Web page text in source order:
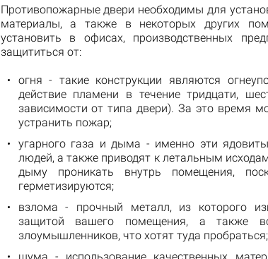
Противопожарные двери необходимы для
материалы, а также в некоторых других
установить в офисах, производственных
защититься от:
огня - такие конструкции являются
действие пламени в течение тридцати,
зависимости от типа двери). За это время
устранить пожар;
угарного газа и дыма - именно эти
людей, а также приводят к летальным
дыму проникать внутрь помещения,
герметизируются;
взлома - прочный металл, из которого
защитой вашего помещения, а также
злоумышленников, что хотят туда пробраться;